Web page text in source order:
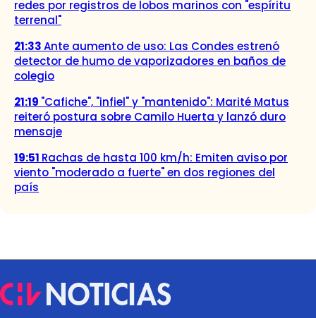
redes por registros de lobos marinos con "espíritu
terrenal"
21:33Ante aumento de uso: Las Condes estrenó
detector de humo de vaporizadores en baños de
colegio
21:19 "Cafiche", "infiel" y "mantenido": Marité Matus
reiteró postura sobre Camilo Huerta y lanzó duro
mensaje
19:51 Rachas de hasta 100 km/h: Emiten aviso por
viento "moderado a fuerte" en dos regiones del
país